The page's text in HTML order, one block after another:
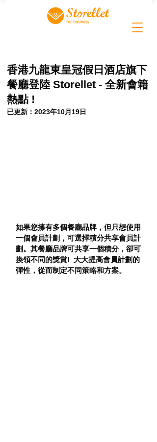
香港九龍東皇冠假日酒店旗下
餐廳登陸 Storellet - 全新會籍
熱點 !
已更新： 2023年10月19日
如果您擁有多個餐廳品牌，但只想使用
一個會員計劃，可選擇積分共享會員計
劃。其餐廳品牌可共享一個積分，卻可
換領不同的獎賞!  大大提高會員計劃的
彈性，從而制定不同策略和方案。